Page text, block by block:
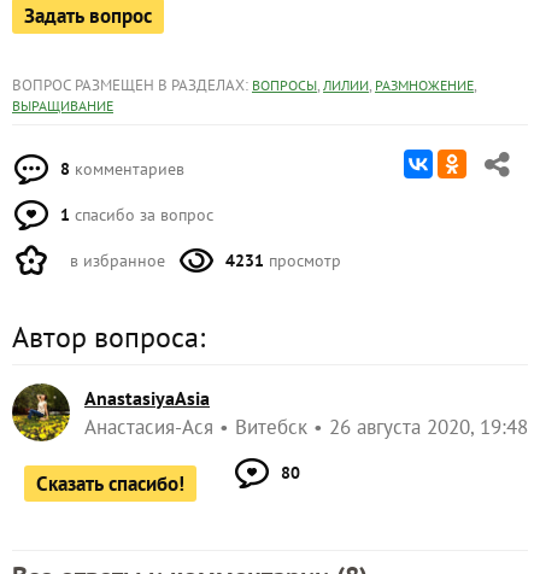
Задать вопрос
ВОПРОС РАЗМЕЩЕН В РАЗДЕЛАХ: ВОПРОСЫ, ЛИЛИИ, РАЗМНОЖЕНИЕ,
ВЫРАЩИВАНИЕ
8 комментариев
1 спасибо за вопрос
в избранное 4231 просмотр
Автор вопроса:
AnastasiyaAsia
Анастасия-Ася Витебск 26 августа 2020, 19:48
Сказать спасибо! 80